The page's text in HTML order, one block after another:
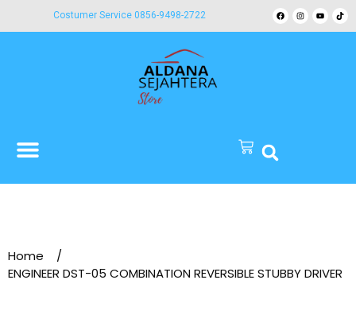
Costumer Service 0856-9498-2722
Home
/
ENGINEER DST-05 COMBINATION REVERSIBLE STUBBY DRIVER